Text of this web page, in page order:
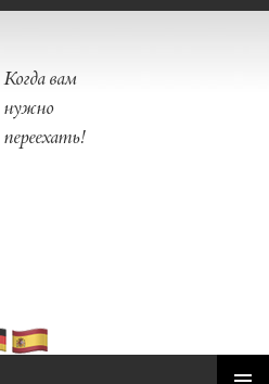
Когда вам
нужно
переехать!